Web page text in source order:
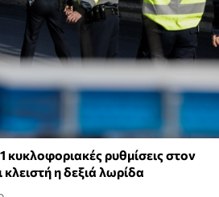
κυκλοφοριακές ρυθμίσεις στον
η δεξιά λωρίδα